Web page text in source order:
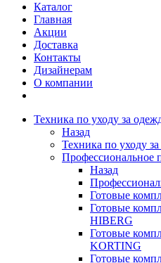
Каталог
Главная
Акции
Доставка
Контакты
Дизайнерам
О компании
Техника по уходу за
Назад
Техника по уходу
Профессиональное
Назад
Готовые
Готовые
HIBERG
Готовые
KORTING
Готовые